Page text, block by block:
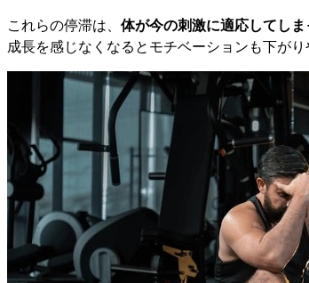
これらの停滞は、 体が今の刺激に適応してしま
成長を感じなくなるとモチベーションも下が